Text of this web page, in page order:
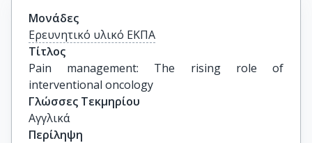
Μονάδες
Ερευνητικό υλικό ΕΚΠΑ
Τίτλος
Pain management: The rising role of
interventional oncology
Γλώσσες Τεκμηρίου
Αγγλικά
Περίληψη